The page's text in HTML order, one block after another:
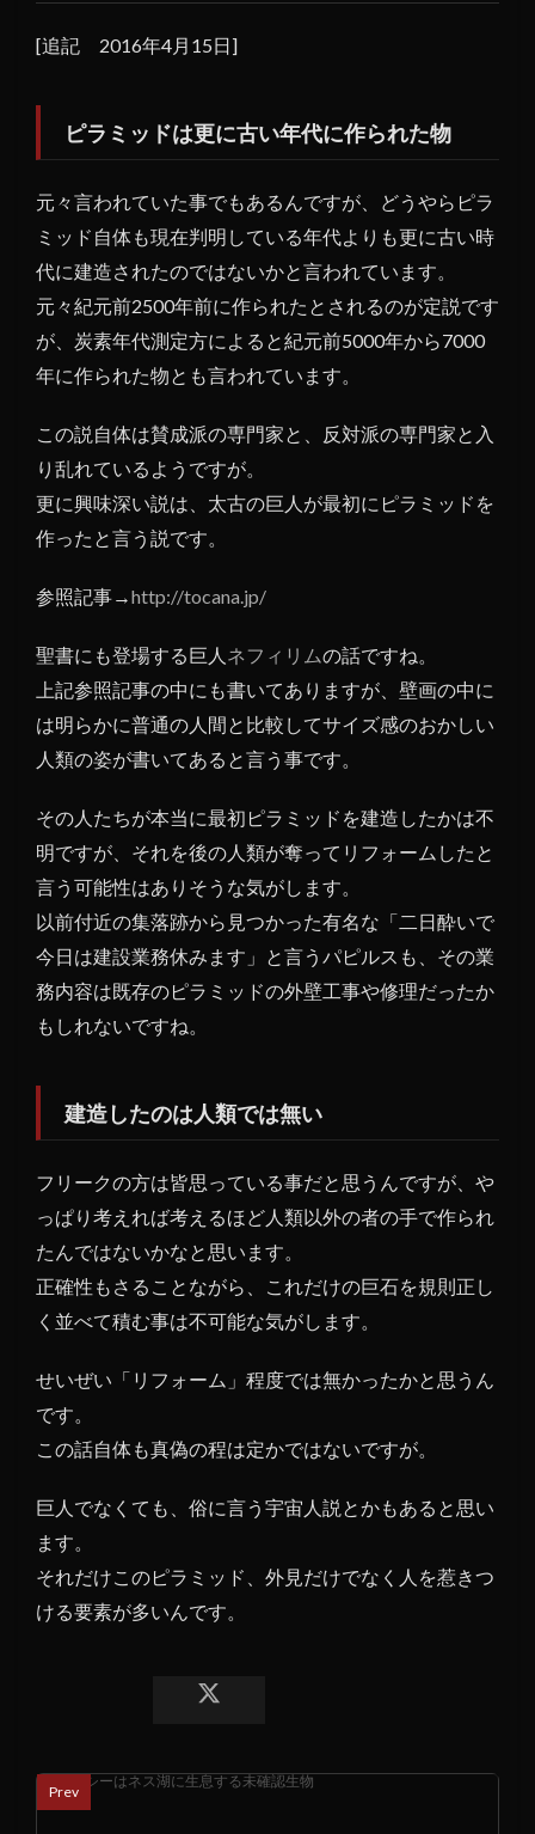
[追記 2016年4月15日]
ピラミッドは更に古い年代に作られた物
元々言われていた事でもあるんですが、どうやらピラ
ミッド自体も現在判明している年代よりも更に古い時
代に建造されたのではないかと言われています。
元々紀元前2500年前に作られたとされるのが定説です
が、炭素年代測定方によると紀元前5000年から7000
年に作られた物とも言われています。
この説自体は賛成派の専門家と、反対派の専門家と入
り乱れているようですが。
更に興味深い説は、太古の巨人が最初にピラミッドを
作ったと言う説です。
参照記事→http://tocana.jp/
聖書にも登場する巨人 ネフィリムの話ですね。
上記参照記事の中にも書いてありますが、壁画の中に
は明らかに普通の人間と比較してサイズ感のおかしい
人類の姿が書いてあると言う事です。
その人たちが本当に最初ピラミッドを建造したかは不
明ですが、それを後の人類が奪ってリフォームしたと
言う可能性はありそうな気がします。
以前付近の集落跡から見つかった有名な「二日酔いで
今日は建設業務休みます」と言うパピルスも、その業
務内容は既存のピラミッドの外壁工事や修理だったか
もしれないですね。
建造したのは人類では無い
フリークの方は皆思っている事だと思うんですが、や
っぱり考えれば考えるほど人類以外の者の手で作られ
たんではないかなと思います。
正確性もさることながら、これだけの巨石を規則正し
く並べて積む事は不可能な気がします。
せいぜい「リフォーム」程度では無かったかと思うん
です。
この話自体も真偽の程は定かではないですが。
巨人でなくても、俗に言う宇宙人説とかもあると思い
ます。
それだけこのピラミッド、外見だけでなく人を惹きつ
ける要素が多いんです。
Prev